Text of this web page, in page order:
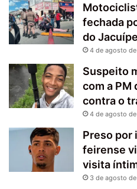
fechada
do Jacuípe
4 de agosto
Suspeito
com a PM
contra o
4 de agosto
Preso por
feirense
visita
3 de agosto